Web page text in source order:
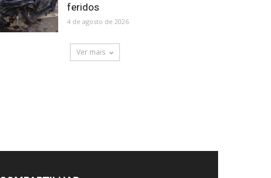
feridos
4 de agosto de 2026
Ver mais